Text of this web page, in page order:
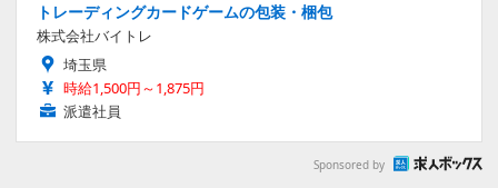
トレーディングカードゲームの包装・梱包
株式会社バイトレ
埼玉県
時給1,500円～1,875円
派遣社員
Sponsored by